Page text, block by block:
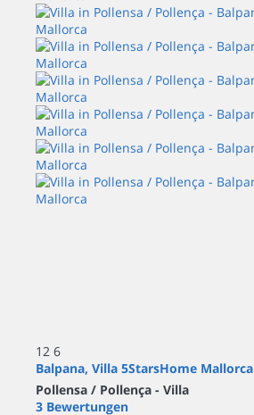
12 6
Balpana, Villa 5StarsHome Mallorca
Pollensa / Pollença - Villa
3 Bewertungen